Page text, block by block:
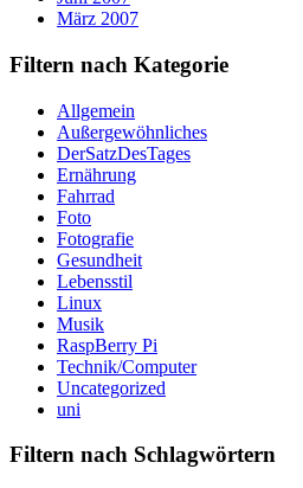
März 2007
Filtern nach Kategorie
Allgemein
Außergewöhnliches
DerSatzDesTages
Ernährung
Fahrrad
Foto
Fotografie
Gesundheit
Lebensstil
Linux
Musik
RaspBerry Pi
Technik/Computer
Uncategorized
uni
Filtern nach Schlagwörtern